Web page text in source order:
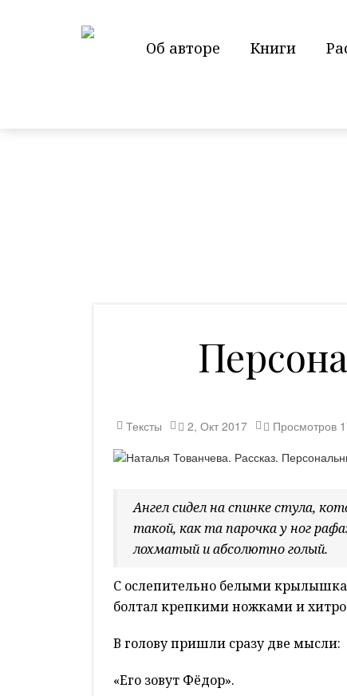
Об авторе Книги
Тексты 2, Окт 2017 Просмотров
Ангел сидел на спинке стула,
такой, как та парочка у ног
лохматый и абсолютно голый.
С ослепительно белыми
болтал крепкими ножками и
В голову пришли сразу две мысли:
«Его зовут Фёдор».